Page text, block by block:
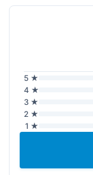
5 ★
4 ★
3 ★
2 ★
1 ★